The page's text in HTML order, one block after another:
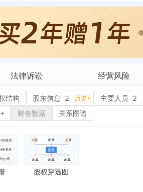
地址：合肥经开区 全部动态
地址：合肥市经开区
全部动态
法律诉讼 经营风险
案件
信息
公告
文书
公告
行人
或有债务债权
经营异常
结构 股东信息 2 历史 主要人员 2
财务数据 关系图谱
股权穿透图